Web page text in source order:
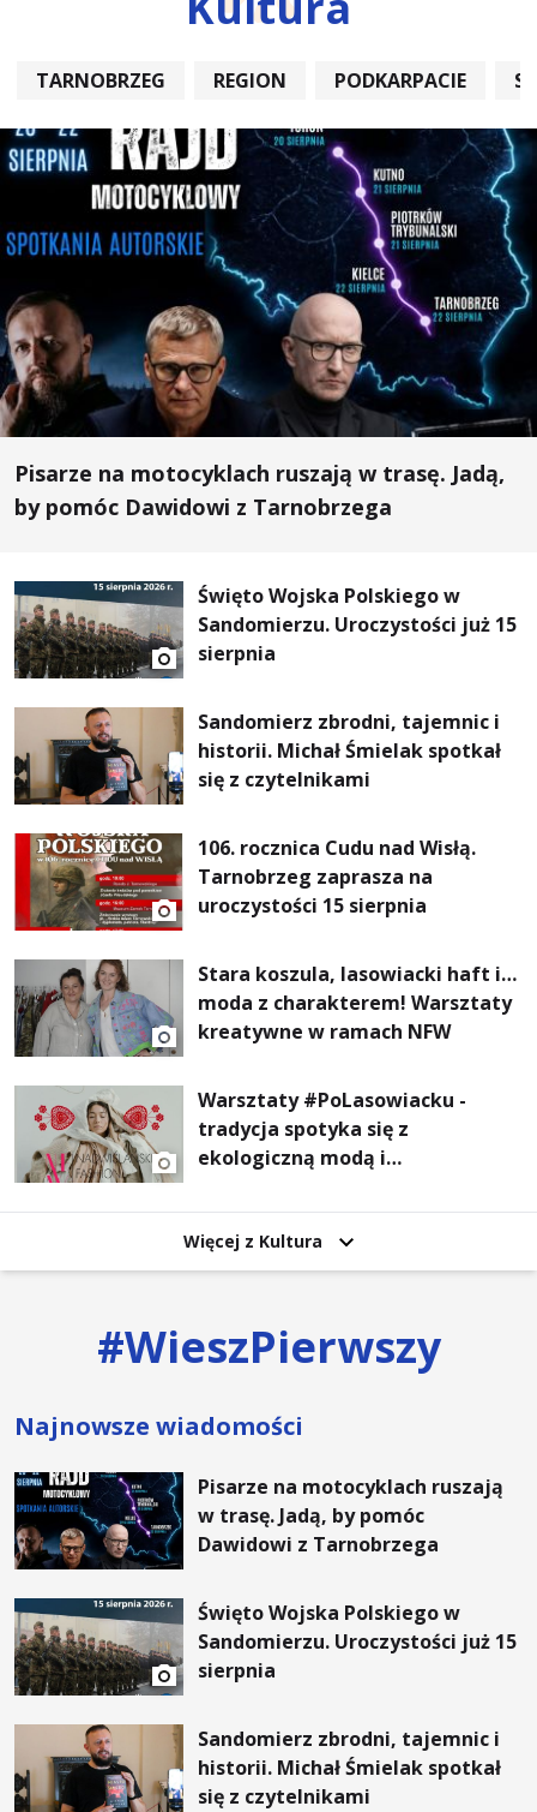
TARNOBRZEG REGION PODKARPACIE
Pisarze na motocyklach ruszają w trasę. Jadą,
by pomóc Dawidowi z Tarnobrzega
Święto Wojska Polskiego w
Sandomierzu. Uroczystości już 15
sierpnia
Sandomierz zbrodni, tajemnic i
historii. Michał Śmielak spotkał
się z czytelnikami
106. rocznica Cudu nad Wisłą.
Tarnobrzeg zaprasza na
uroczystości 15 sierpnia
Stara koszula, lasowiacki haft i…
moda z charakterem! Warsztaty
kreatywne w ramach NFW
Warsztaty #PoLasowiacku -
tradycja spotyka się z
ekologiczną modą i
Więcej z Kultura
#WieszPierwszy
Najnowsze wiadomości
Pisarze na motocyklach ruszają
w trasę. Jadą, by pomóc
Dawidowi z Tarnobrzega
Święto Wojska Polskiego w
Sandomierzu. Uroczystości już 15
sierpnia
Sandomierz zbrodni, tajemnic i
historii. Michał Śmielak spotkał
się z czytelnikami